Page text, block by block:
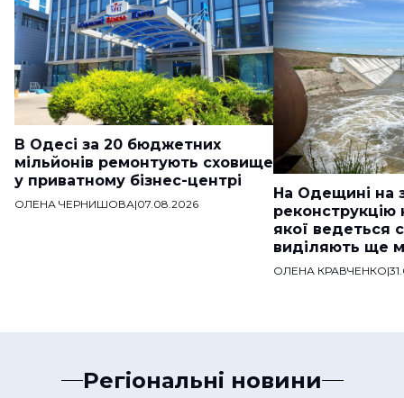
В Одесі за 20 бюджетних
мільйонів ремонтують сховище
у приватному бізнес-центрі
ОЛЕНА ЧЕРНИШОВА|07.08.2026
На Одещині на
якої ведеться
виділяють ще
мільйонів
ОЛЕНА КРАВЧЕНКО|
Регіональні новини